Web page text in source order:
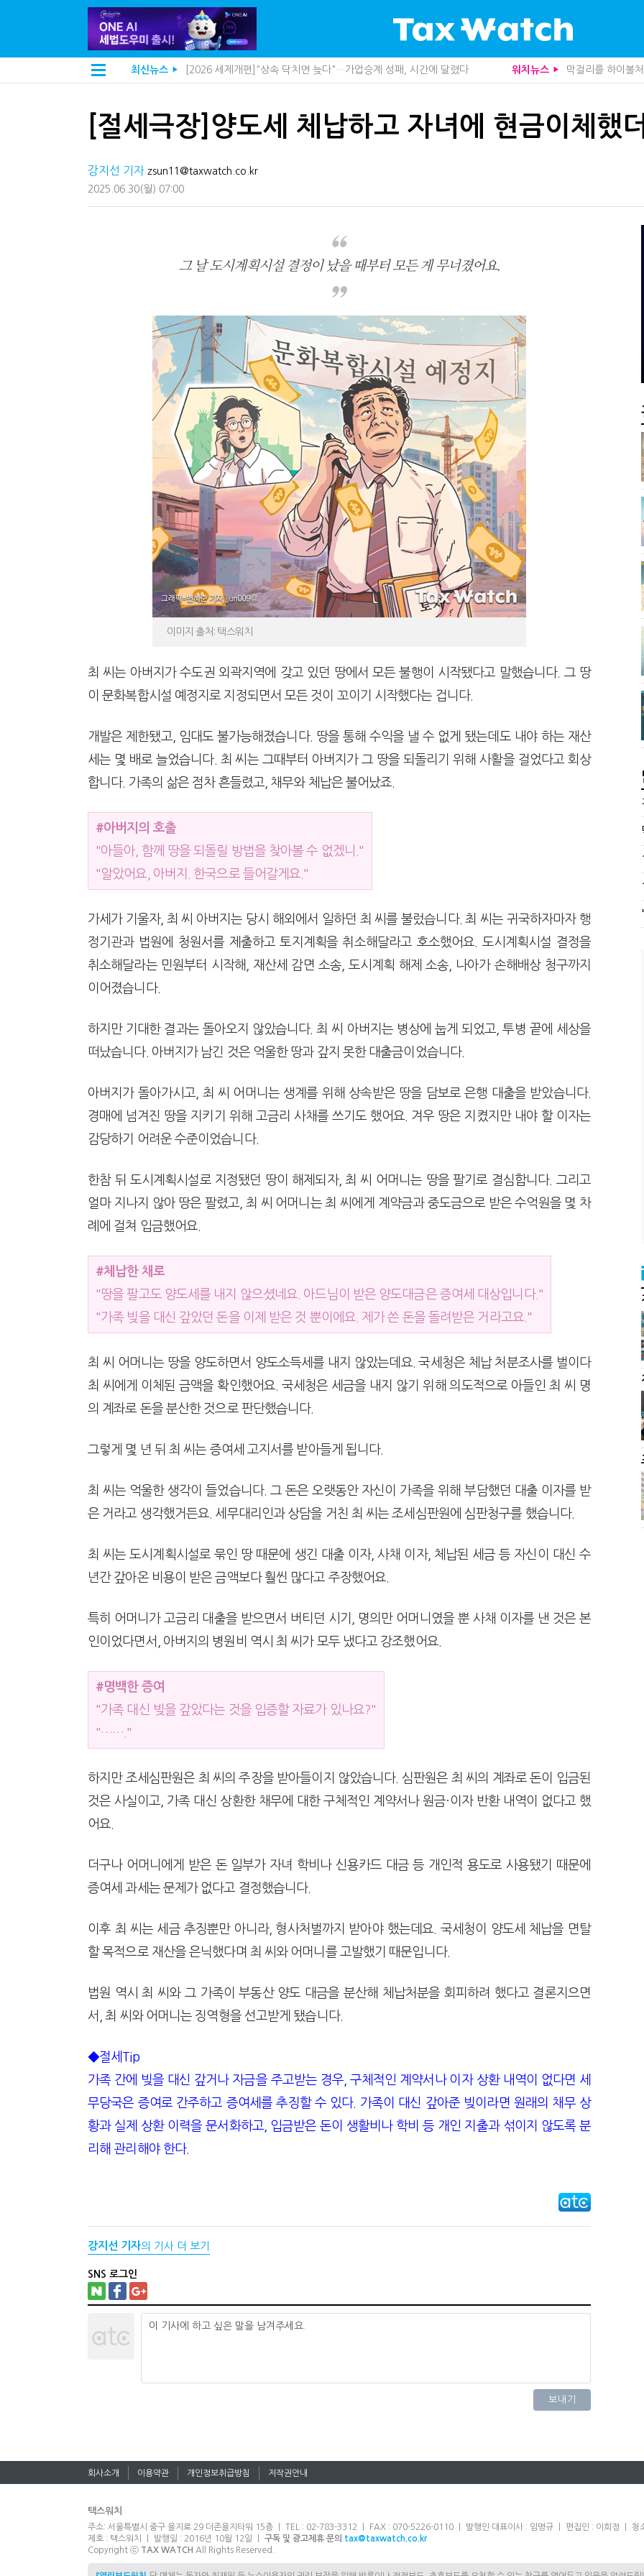
최신뉴스 ▶ [2026 세제개편]"상속 닥치면 늦다"…가업승계 성패, 시간에 달렸다
[2026 세제개편]종부세는 집값, 가업상속은 기술…납세자가 꼭 볼 5가지
해외 안 갔는데 긁힌 신용카드…관세청이 몇분 만에 찾아낸 비결은?
전자담배 통관, 이제 제품이 아니라 공급망을 본다
[인터뷰]중앙정부 돈으로만 못 산다…지자체도 '경영'의 시대
"정상 승계까지 막을까"…전문가가 본 가업상속공제 개편 우려
"세무플랫폼 문제 해결될 것"…세무사회 진단, 왜
배달라이더 원천징수 세금 인하…환급 플랫폼 수익성 악화될까
상속·증여세 조사, 이제 코인거래소까지 샅샅이 본다
고액자산가 더 옥죈다…해외신탁 미신고 제보에 포상금
"오래 보유보다 오래 살아야"…1주택 세금 '실거주' 중심으로
강남이 좋다는 건 옛말…강서세무서장이 더 낫다?
워치뉴스 ▶ 막걸리를 하이볼
10년 실거주도
중앙정부 돈으로
미국 301조 新관
기업 AI 준비 수
[절세극장]양도세 체납하고 자녀에 현금이체했
강지선 기자 zsun11@taxwatch.co.kr
2025.06.30(월) 07:00
그 날 도시계획시설 결정이 났을 때부터 모든 게 무너졌어요.
이미지 출처: 택스워치
최 씨는 아버지가 수도권 외곽지역에 갖고 있던 땅에서 모든 불행이 시작됐다고 말했습니다. 그 땅
이 문화복합시설 예정지로 지정되면서 모든 것이 꼬이기 시작했다는 겁니다.
개발은 제한됐고, 임대도 불가능해졌습니다. 땅을 통해 수익을 낼 수 없게 됐는데도 내야 하는 재산
세는 몇 배로 늘었습니다. 최 씨는 그때부터 아버지가 그 땅을 되돌리기 위해 사활을 걸었다고 회상
합니다. 가족의 삶은 점차 흔들렸고, 채무와 체납은 불어났죠.
#아버지의 호출
"아들아, 함께 땅을 되돌릴 방법을 찾아볼 수 없겠니."
"알았어요, 아버지. 한국으로 들어갈게요."
가세가 기울자, 최 씨 아버지는 당시 해외에서 일하던 최 씨를 불렀습니다. 최 씨는 귀국하자마자 행
정기관과 법원에 청원서를 제출하고 토지계획을 취소해달라고 호소했어요. 도시계획시설 결정을
취소해달라는 민원부터 시작해, 재산세 감면 소송, 도시계획 해제 소송, 나아가 손해배상 청구까지
이어졌습니다.
하지만 기대한 결과는 돌아오지 않았습니다. 최 씨 아버지는 병상에 눕게 되었고, 투병 끝에 세상을
떠났습니다. 아버지가 남긴 것은 억울한 땅과 갚지 못한 대출금이었습니다.
아버지가 돌아가시고, 최 씨 어머니는 생계를 위해 상속받은 땅을 담보로 은행 대출을 받았습니다.
경매에 넘겨진 땅을 지키기 위해 고금리 사채를 쓰기도 했어요. 겨우 땅은 지켰지만 내야 할 이자는
감당하기 어려운 수준이었습니다.
한참 뒤 도시계획시설로 지정됐던 땅이 해제되자, 최 씨 어머니는 땅을 팔기로 결심합니다. 그리고
얼마 지나지 않아 땅은 팔렸고, 최 씨 어머니는 최 씨에게 계약금과 중도금으로 받은 수억원을 몇 차
례에 걸쳐 입금했어요.
#체납한 채로
"땅을 팔고도 양도세를 내지 않으셨네요. 아드님이 받은 양도대금은 증여세 대상입니다."
"가족 빚을 대신 갚았던 돈을 이제 받은 것 뿐이에요. 제가 쓴 돈을 돌려받은 거라고요."
최 씨 어머니는 땅을 양도하면서 양도소득세를 내지 않았는데요. 국세청은 체납 처분조사를 벌이다
최 씨에게 이체된 금액을 확인했어요. 국세청은 세금을 내지 않기 위해 의도적으로 아들인 최 씨 명
의 계좌로 돈을 분산한 것으로 판단했습니다.
그렇게 몇 년 뒤 최 씨는 증여세 고지서를 받아들게 됩니다.
최 씨는 억울한 생각이 들었습니다. 그 돈은 오랫동안 자신이 가족을 위해 부담했던 대출 이자를 받
은 거라고 생각했거든요. 세무대리인과 상담을 거친 최 씨는 조세심판원에 심판청구를 했습니다.
최 씨는 도시계획시설로 묶인 땅 때문에 생긴 대출 이자, 사채 이자, 체납된 세금 등 자신이 대신 수
년간 갚아온 비용이 받은 금액보다 훨씬 많다고 주장했어요.
특히 어머니가 고금리 대출을 받으면서 버티던 시기, 명의만 어머니였을 뿐 사채 이자를 낸 것은 본
인이었다면서, 아버지의 병원비 역시 최 씨가 모두 냈다고 강조했어요.
#명백한 증여
"가족 대신 빚을 갚았다는 것을 입증할 자료가 있나요?"
"……."
하지만 조세심판원은 최 씨의 주장을 받아들이지 않았습니다. 심판원은 최 씨의 계좌로 돈이 입금된
것은 사실이고, 가족 대신 상환한 채무에 대한 구체적인 계약서나 원금·이자 반환 내역이 없다고 했
어요.
더구나 어머니에게 받은 돈 일부가 자녀 학비나 신용카드 대금 등 개인적 용도로 사용됐기 때문에
증여세 과세는 문제가 없다고 결정했습니다.
이후 최 씨는 세금 추징뿐만 아니라, 형사처벌까지 받아야 했는데요. 국세청이 양도세 체납을 면탈
할 목적으로 재산을 은닉했다며 최 씨와 어머니를 고발했기 때문입니다.
법원 역시 최 씨와 그 가족이 부동산 양도 대금을 분산해 체납처분을 회피하려 했다고 결론지으면
서, 최 씨와 어머니는 징역형을 선고받게 됐습니다.
◆절세Tip
가족 간에 빚을 대신 갚거나 자금을 주고받는 경우, 구체적인 계약서나 이자 상환 내역이 없다면 세
무당국은 증여로 간주하고 증여세를 추징할 수 있다. 가족이 대신 갚아준 빚이라면 원래의 채무 상
황과 실제 상환 이력을 문서화하고, 입금받은 돈이 생활비나 학비 등 개인 지출과 섞이지 않도록 분
리해 관리해야 한다.
강지선 기자의 기사 더 보기
SNS 로그인
회사소개 이용약관 개인정보취급방침 저작권안내
택스워치
주소: 서울특별시 중구 을지로 29 더존을지타워 15층 ㅣ TEL : 02-783-3312 ㅣ FAX : 070-5226-0110 ㅣ 발행인·대표이사 : 임명규 ㅣ 편집인 : 이희정 ㅣ 청
제호 : 택스워치 ㅣ 발행일 : 2016년 10월 12일 ㅣ 구독 및 광고제휴 문의 tax@taxwatch.co.kr
Copyright ⓒ TAX WATCH All Rights Reserved.